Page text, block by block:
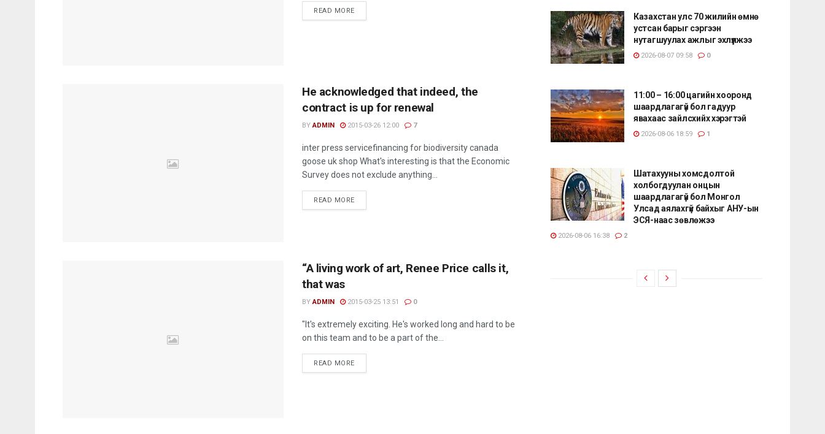
READ MORE
He acknowledged that indeed, the
contract is up for renewal
BY ADMIN 2015-03-26 12:00 7
inter press servicefinancing for biodiversity canada
goose uk shop What's interesting is that the Economic
Survey does not exclude anything...
READ MORE
“A living work of art, Renee Price calls it,
that was
BY ADMIN 2015-03-25 13:51 0
"It's extremely exciting. He's worked long and hard to be
on this team and to be a part of the...
READ MORE
Казахстан улс 70 жилийн өмнө
устсан барыг сэргээн
нутагшуулах ажлыг эхлүүлжээ
2026-08-07 09:58 0
11:00 – 16:00 цагийн хооронд
шаардлагагүй бол гадуур
явахаас зайлсхийх хэрэгтэй
2026-08-06 18:59 1
Шатахууны хомсдолтой
холбогдуулан онцын
шаардлагагүй бол Монгол
Улсад аялахгүй байхыг АНУ-ын
ЭСЯ-наас зөвлөжээ
2026-08-06 16:38 2